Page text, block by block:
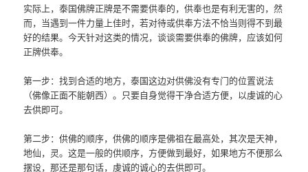
实际上，泰国佛牌正牌是不需要供奉的，供奉也是有利无害的，然
而，当遇到一件力量上佳时，若对待或供奉方法不恰当则得不到最
好的结果。今天针对这类的情况，谈谈需要供奉的佛牌，应该如何
正牌供奉。
第一步：找到合适的地方，泰国这边对供佛没有专门的位置说法
（佛像正面不能朝西）。只要自身觉得干净合适方便，以虔诚的心
去供即可。
第二步：供佛的顺序，供佛的顺序是佛祖在最高处，其次是天神，
地仙，灵。这是一般的供顺序，方便做到最好，如果地方不便那么
摆设，那还是那句话，虔诚的诚心的去供即可。